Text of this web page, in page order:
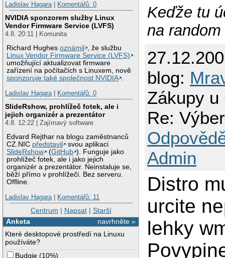
Ladislav Hagara| Komentářů: 0
NVIDIA sponzorem služby Linux
Vendor Firmware Service (LVFS)
4.8. 20:11 | Komunita
Richard Hughesoznámil
, že službu
Linux Vendor Firmware Service (LVFS)
umožňující aktualizovat firmware
zařízení na počítačích s Linuxem, nově
sponzoruje také společnost NVIDIA .
Ladislav Hagara| Komentářů: 0
SlideRshow, prohlížeč fotek, ale i
jejich organizér a prezentátor
4.8. 12:22 | Zajímavý software
Edvard Rejthar na blogu zaměstnanců
CZ.NIC představil
svou aplikaci
SlideRshow
(GitHub ). Funguje jako
prohlížeč fotek, ale i jako jejich
organizér a prezentátor. Neinstaluje se,
běží přímo v prohlížeči. Bez serveru.
Offline.
Ladislav Hagara| Komentářů: 11
Centrum | Napsat| Starší
navrhněte »
Anketa
Které desktopové prostředí na Linuxu
používáte?
Budgie (10%)
Keďže tu
na
blog:
Zákupy
Re:
Admin
Distro
urcite
lehky